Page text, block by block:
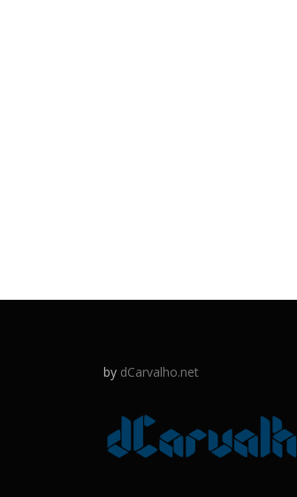
by dCarvalho.net